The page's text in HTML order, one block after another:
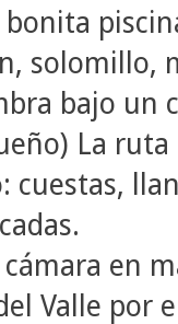
solomillo,
bajo
La
cuestas,
en
Valle por